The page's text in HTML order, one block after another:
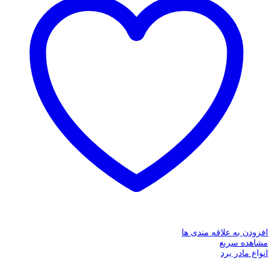
افزودن به علاقه مندی ها
مشاهده سریع
انواع مادر برد